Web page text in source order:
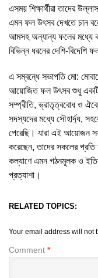
এসময় শিক্ষার্থীরা তাদের
এমন ফল উৎসব দেখতে চান বলে
আমসহ অন্যান্য ফলের মধ্যে
বিভিন্ন ধরনের দেশি-বিদেশি
এ সম্বন্ধে সভাপতি মো:
আয়োজিত ফল উৎসব শুধু একটি
সম্প্রীতি, ভ্রাতৃত্ববোধ ও
সদস্যদের মধ্যে সৌহার্দ্য,
পেরেছি। যারা এই আয়োজন
করেছেন, তাদের সকলের প্রতি
কল্যাণে এমন গঠনমূলক ও
প্রত্যাশা।
RELATED TOPICS:
Your email address will not
Comment *